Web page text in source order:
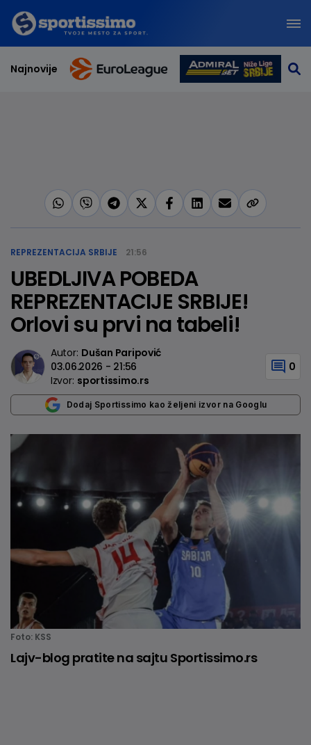
Najnovije
REPREZENTACIJA SRBIJE 21:56
UBEDLJIVA POBEDA
REPREZENTACIJE SRBIJE!
Orlovi su prvi na tabeli!
Autor: Dušan Paripović
03.06.2026 - 21:56
Izvor: sportissimo.rs
0
Dodaj Sportissimo kao željeni izvor na Googlu
Foto: KSS
Lajv-blog pratite na sajtu Sportissimo.rs